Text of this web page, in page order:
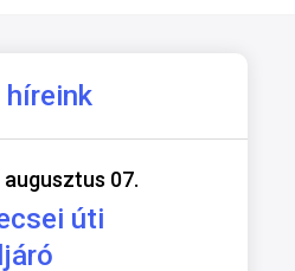
híreink
augusztus 07.
úti